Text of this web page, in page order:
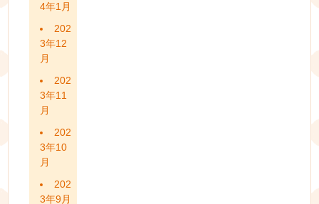
4年1月
202
3年12
月
202
3年11
月
202
3年10
月
202
3年9月